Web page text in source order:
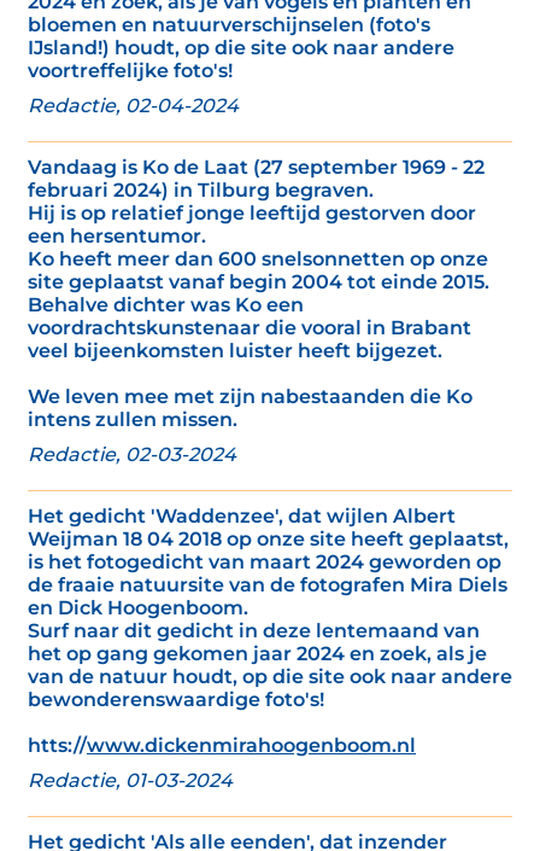
bloemen en natuurverschijnselen (foto's
IJsland!) houdt, op die site ook naar andere
voortreffelijke foto's!
Redactie, 02-04-2024
Vandaag is Ko de Laat (27 september 1969 - 22
februari 2024) in Tilburg begraven.
Hij is op relatief jonge leeftijd gestorven door
een hersentumor.
Ko heeft meer dan 600 snelsonnetten op onze
site geplaatst vanaf begin 2004 tot einde 2015.
Behalve dichter was Ko een
voordrachtskunstenaar die vooral in Brabant
veel bijeenkomsten luister heeft bijgezet.
We leven mee met zijn nabestaanden die Ko
intens zullen missen.
Redactie, 02-03-2024
Het gedicht 'Waddenzee', dat wijlen Albert
Weijman 18 04 2018 op onze site heeft geplaatst,
is het fotogedicht van maart 2024 geworden op
de fraaie natuursite van de fotografen Mira Diels
en Dick Hoogenboom.
Surf naar dit gedicht in deze lentemaand van
het op gang gekomen jaar 2024 en zoek, als je
van de natuur houdt, op die site ook naar andere
bewonderenswaardige foto's!
htts://www.dickenmirahoogenboom.nl
Redactie, 01-03-2024
Het gedicht 'Als alle eenden', dat inzender